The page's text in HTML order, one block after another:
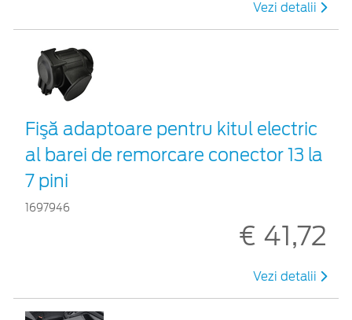
Vezi detalii
Fişă adaptoare pentru kitul electric
al barei de remorcare conector 13 la
7 pini
1697946
€ 41,72
Vezi detalii